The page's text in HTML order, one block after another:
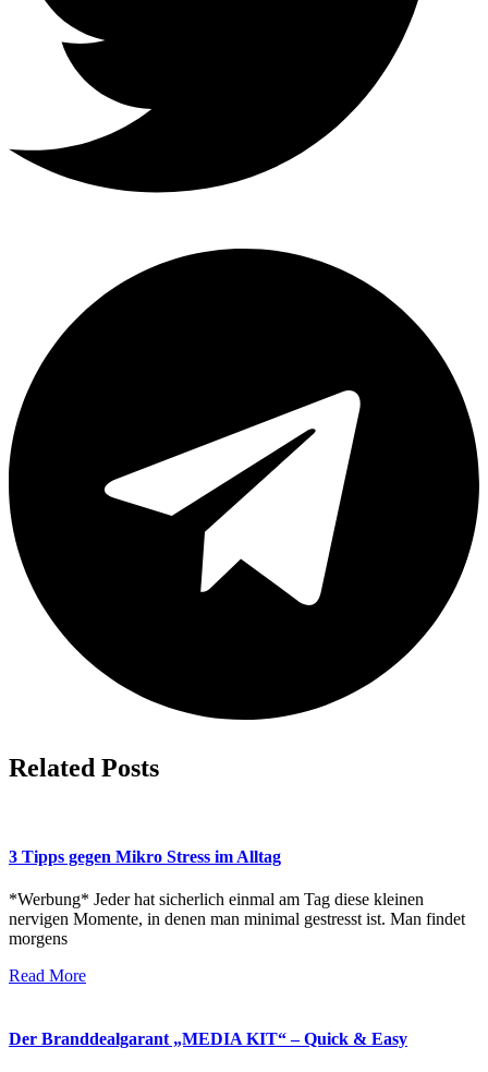
Related Posts
3 Tipps gegen Mikro Stress im Alltag
*Werbung* Jeder hat sicherlich einmal am Tag diese kleinen
nervigen Momente, in denen man minimal gestresst ist. Man findet
morgens
Read More
Der Branddealgarant „MEDIA KIT“ – Quick & Easy